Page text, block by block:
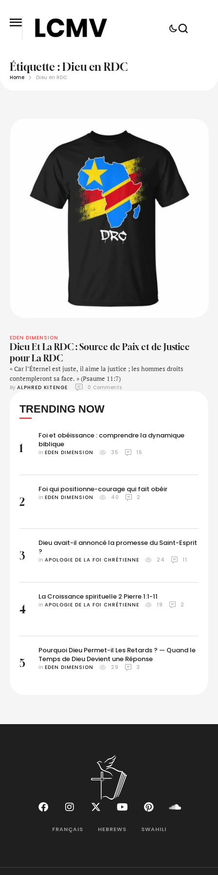
Étiquette :Dieu en RDC
Home Dieu en RDC
EDEN DIMENSION
Dieu Et La RDC : Source de Paix et de Justice
pour La RDC
« Car l’Éternel est juste, il aime la justice ; les hommes droits
contempleront sa face. » (Psaume 11:7)
By ALPHRED KITENGE 0 Comments
TRENDING NOW
1
Foi et obéissance : comprendre la dynamique
biblique
in EDEN DIMENSION 35 15
2
Foi qui positionne-courage qui fait obéir
in EDEN DIMENSION 40 2
3
Dieu avait-il annoncé la promesse du Saint-Esprit
?
in APOLOGIE DE LA FOI CHRÉTIENNE 24 11
4
La Croissance spirituelle 2 Pierre 1:1-11
in APOLOGIE DE LA FOI CHRÉTIENNE 19 2
5
Pourquoi Dieu Permet-il Les Retards ? — Quand le
Temps de Dieu Devient une Réponse
in EDEN DIMENSION 29 3
FRANÇAIS HEBREWS SWAHILI